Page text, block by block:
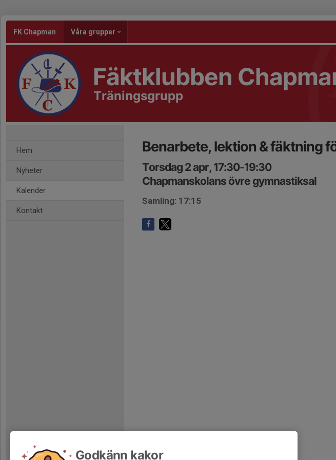
FK Chapman Våra grupper
Fäktklubben
Träningsgrupp
Hem
Nyheter
Kalender
Kontakt
Benarbete, lektion & fäktning
Torsdag 2 apr, 17:30-19:30
Chapmanskolans övre gymnastiksal
Samling: 17:15
Godkänn kakor